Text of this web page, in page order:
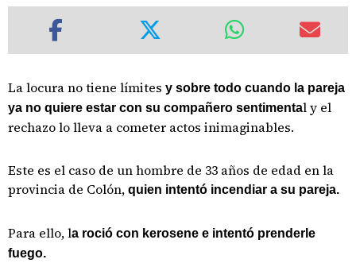
La locura no tiene límites y sobre todo cuando la pareja
ya no quiere estar con su compañero sentimental y el
rechazo lo lleva a cometer actos inimaginables.
Este es el caso de un hombre de 33 años de edad en la
provincia de Colón, quien intentó incendiar a su pareja.
Para ello, la roció con kerosene e intentó prenderle
fuego.